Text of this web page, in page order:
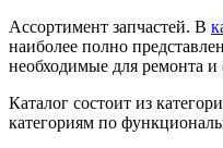
Ассортимент запчастей. В
наиболее полно
необходимые для ремонта
Каталог состоит из
категориям по